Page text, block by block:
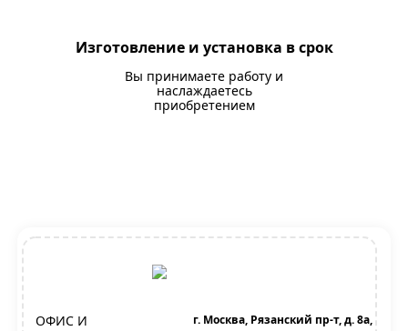
Изготовление и установка в срок
Вы принимаете работу и
наслаждаетесь
приобретением
ОФИС И
г. Москва, Рязанский пр-т, д. 8а,